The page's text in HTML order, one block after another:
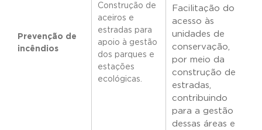
Prevenção de
incêndios
Construção de
aceiros e
estradas para
apoio à gestão
dos parques e
estações
ecológicas.
Facilitação do
acesso às
unidades de
conservação,
por meio da
construção de
estradas,
contribuindo
para a gestão
dessas áreas e